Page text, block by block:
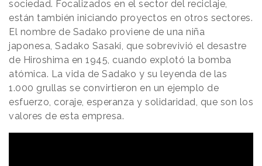
sociedad. Focalizados en el sector del reciclaje,
están también iniciando proyectos en otros sectores.
El nombre de Sadako proviene de una niña
japonesa, Sadako Sasaki, que sobrevivió el desastre
de Hiroshima en 1945, cuando explotó la bomba
atómica. La vida de Sadako y su leyenda de las
1.000 grullas se convirtieron en un ejemplo de
esfuerzo, coraje, esperanza y solidaridad, que son los
valores de esta empresa.